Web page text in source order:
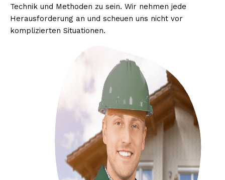
Technik und Methoden zu sein. Wir nehmen jede
Herausforderung an und scheuen uns nicht vor
komplizierten Situationen.